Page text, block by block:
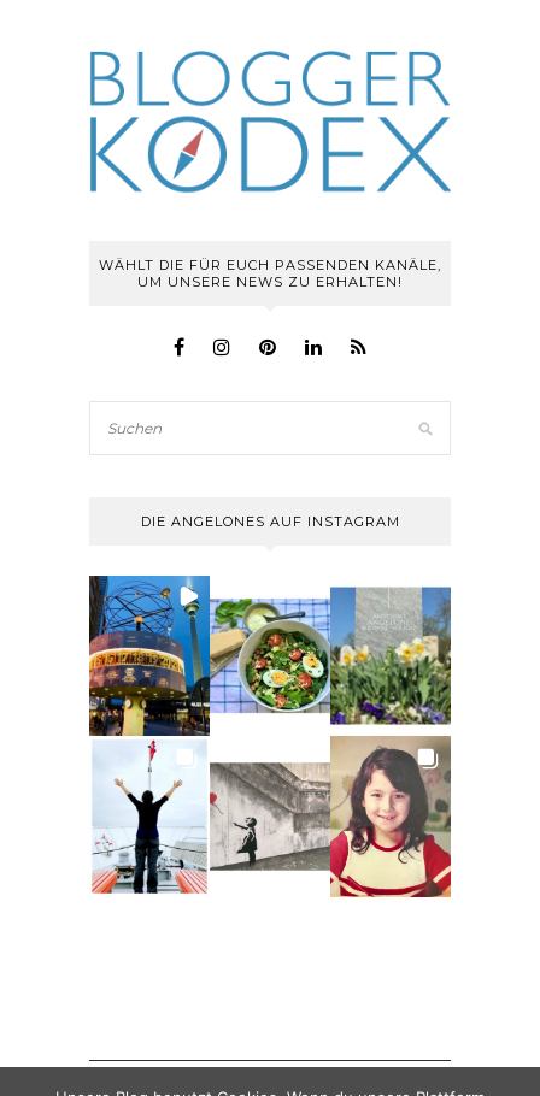
WÄHLT DIE FÜR EUCH PASSENDEN KANÄLE,
UM UNSERE NEWS ZU ERHALTEN!
DIE ANGELONES AUF INSTAGRAM